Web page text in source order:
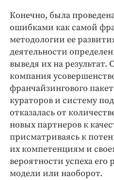
Конечно, была
ошибками как самой
методологии ее
деятельности
выведя их на результат.
компания
франчайзингового
кураторов и систему
отказалась от
новых партнеров к
присматриваясь к
их компетенциям и
вероятности успеха его
модели или наоборот.